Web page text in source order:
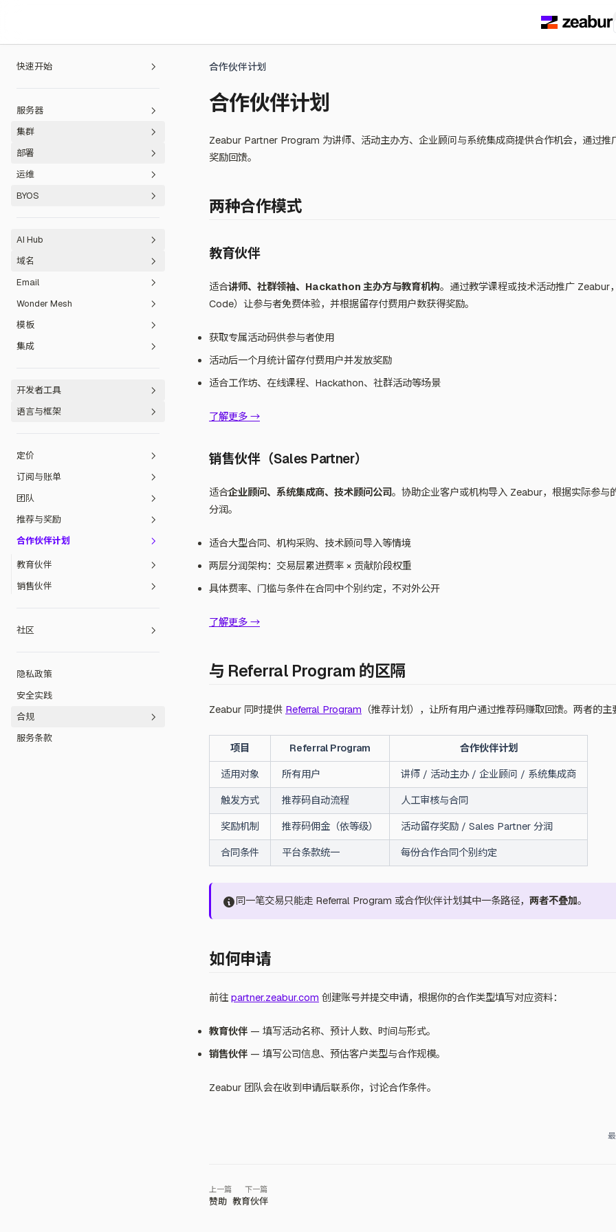
快速开始
快速开始
按需求开始
最佳实践
迁移
从 Heroku 迁移
从 Vercel 迁移
从 Fly.io 迁移
导入 Replit
导入 Lovable
导入 Bolt
导入 Emergent
常见问题与支持
寻求帮助
验证账户
服务器
操作系统
购买服务器
注册服务器
维护服务器
防火墙与安全设置
集群
概览
购买集群
绑定现有集群
部署
部署原理
创建项目和服务
创建服务
Dockerfile
自定义 Docker 镜像
与 GitHub 集成
一键部署按钮
Chrome 扩展
在 Gemini Canvas 使用 Chrome 扩
Chrome 扩展
VS Code / Cursor 扩展
服务配置
环境变量
根目录
监控路径
命令执行
构建规格
项目管理
复制项目
导出项目
迁移项目
更新镜像引用
网络
公网存取
服务内网
高可用性架构
域名注册
运维
团队管理
安全报告
使用量分析
项目预算
扩展
部署管理
版本回滚
暂停服务
监控
健康检查
日志与流式传输
监控指标
数据管理
存储空间
文件管理
备份与还原
BYOS
GCP
AI Hub
n8n 整合
SillyTavern 整合
读取用量与费用
Zeabur AI Hub
域名
注册域名
域名管理
DNS 记录
注册人资料
Email
快速开始
REST API 参考
配额与超额计费
API 密钥管理
Webhook 配置
Wonder Mesh
快速开始
安装脚本详解
卸载
模板
Zeabur 模板目录
从模板 Fork Git 仓库
维护与更新模板
集成
概述
快速开始
用量与账单
开发者工具
CLI
开放 API
API 密钥
WebSocket 连接指南
语言与框架
Astro
Express
NestJS
Next.js
Nue
Nuxt
Qwik
Svelte Kit
Vite
Waku
Bun
ElysiaJS
Hono
Java
Spring Boot
PHP
Laravel
Symfony
Python
Django
Flask
Reflex
Go
Deno
Fresh
Rust
Vapor
Dart
Hugo
MkDocs
.NET
框架
定价
Free Plan
Dev Plan
Pro Plan
Team Plan
订阅与账单
付款方式
退款政策
发票与税号
团队
创建团队
管理成员
团队账单
转移所有权至团队
推荐与奖励
推荐计划
贡献奖励计划
赞助
合作伙伴计划
教育伙伴
兑换活动码
销售伙伴
社区
社区行为准则
社区论坛
隐私政策
安全实践
合规
公平使用指南
服务条款
合作伙伴计划
合作伙伴计划
Zeabur Partner Program 为讲师、活动主办方、企业顾问与系统集成商提供合作机会，通过推
奖励回馈。
两种合作模式
教育伙伴
适合讲师、社群领袖、Hackathon 主办方与教育机构。通过教学课程或技术活动推广 Zeabur
Code）让参与者免费体验，并根据留存付费用户数获得奖励。
获取专属活动码供参与者使用
活动后一个月统计留存付费用户并发放奖励
适合工作坊、在线课程、Hackathon、社群活动等场景
了解更多 →
销售伙伴（Sales Partner）
适合企业顾问、系统集成商、技术顾问公司。协助企业客户或机构导入 Zeabur，根据实际参与
分润。
适合大型合同、机构采购、技术顾问导入等情境
两层分润架构：交易层累进费率 × 贡献阶段权重
具体费率、门槛与条件在合同中个别约定，不对外公开
了解更多 →
与 Referral Program 的区隔
Zeabur 同时提供 Referral Program （推荐计划），让所有用户通过推荐码赚取回馈。两者的主
项目 Referral Program 合作伙伴计划
适用对象 所有用户 讲师 / 活动主办 / 企业顾问 / 系统集成商
触发方式 推荐码自动流程 人工审核与合同
奖励机制 推荐码佣金（依等级） 活动留存奖励 / Sales Partner 分润
合同条件 平台条款统一 每份合作合同个别约定
同一笔交易只能走 Referral Program 或合作伙伴计划其中一条路径， 两者不叠加。
如何申请
前往 partner.zeabur.com 创建账号并提交申请，根据你的合作类型填写对应资料：
教育伙伴 — 填写活动名称、预计人数、时间与形式。
销售伙伴 — 填写公司信息、预估客户类型与合作规模。
Zeabur 团队会在收到申请后联系你，讨论合作条件。
赞助 教育伙伴